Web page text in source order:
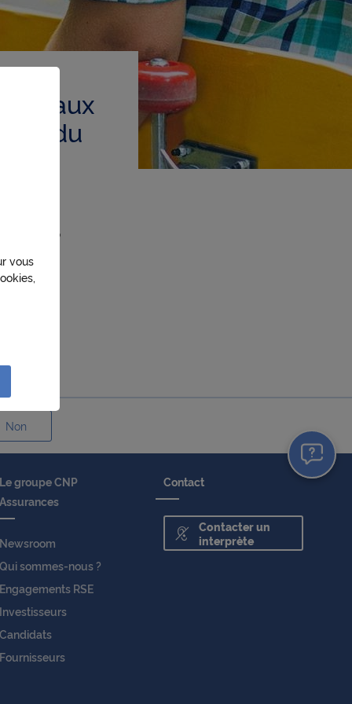
aux
du
PERP
Non
Le groupe CNP
Assurances
Newsroom
Qui sommes-nous ?
Engagements RSE
Investisseurs
Candidats
Fournisseurs
Contact
Contacter un
interprète
vous
à des
les